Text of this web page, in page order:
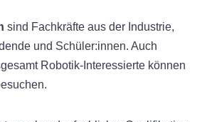
sind Fachkräfte aus der Industrie,
und Schüler:innen. Auch
Robotik-Interessierte können